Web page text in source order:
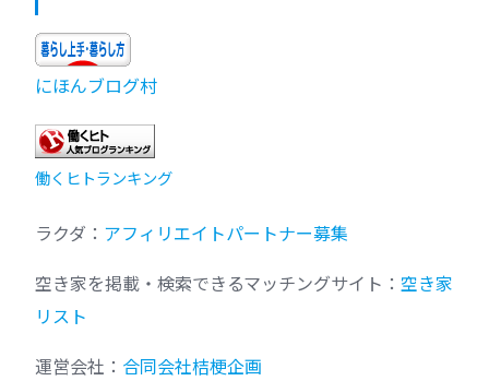
にほんブログ村
働くヒトランキング
ラクダ： アフィリエイトパートナー募集
空き家を掲載・検索できるマッチングサイト： 空き家
リスト
運営会社： 合同会社桔梗企画